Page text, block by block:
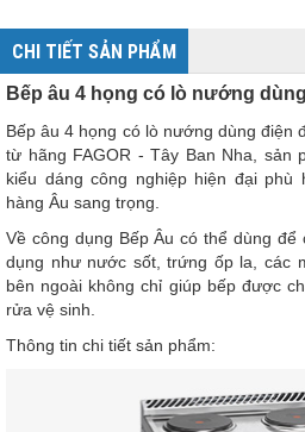
CHI TIẾT SẢN PHẨM
Bếp âu 4 họng có lò nướng
Bếp âu 4 họng có lò nướng dùng điện
từ hãng FAGOR - Tây Ban Nha, sản
kiểu dáng công nghiệp hiện đại
hàng Âu sang trọng.
Về công dụng Bếp Âu có thể dùng để
dụng như nước sốt, trứng ốp la, các
bên ngoài không chỉ giúp bếp được
rửa vệ sinh.
Thông tin chi tiết sản phẩm: